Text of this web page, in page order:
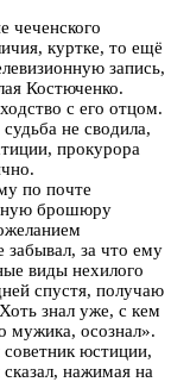
чеченского
куртке, то ещё
запись,
Костюченко.
с его отцом.
не сводила,
прокурора
по почте
брошюру
забывал, за что ему
виды нехилого
спустя, получаю
знал уже, с кем
мужика, осознал».
юстиции,
нажимая на